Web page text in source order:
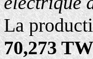
La
70,273